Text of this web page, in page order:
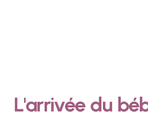
L'arrivée du